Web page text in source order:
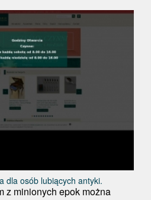
dla osób lubiących antyki.
z minionych epok można